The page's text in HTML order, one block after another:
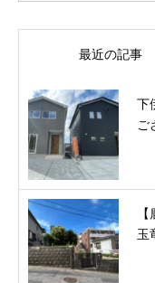
最近の記事
下
ご
玉